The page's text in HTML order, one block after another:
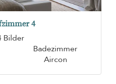
4
Bilder
Badezimmer
Aircon